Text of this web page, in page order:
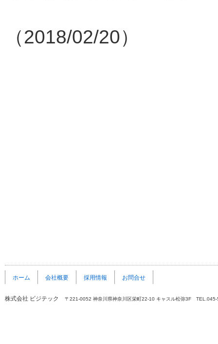
（2018/02/20）
ホーム 会社概要 採用情報 お問合せ
株式会社 ビジテック 〒221-0052 神奈川県神奈川区栄町22-10 キャスル松弥3F